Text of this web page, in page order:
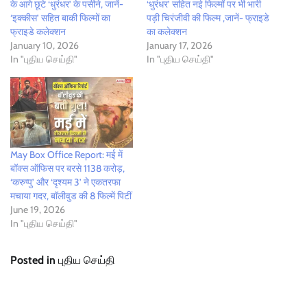
के आगे छूटे ‘धुरंधर’ के पसीने, जानें-
‘इक्कीस’ सहित बाकी फिल्मों का
फ्राइडे कलेक्शन
January 10, 2026
In "புதிய செய்தி"
‘धुरंधर’ सहित नई फिल्मों पर भी भारी
पड़ी चिरंजीवी की फिल्म ,जानें- फ्राइडे
का कलेक्शन
January 17, 2026
In "புதிய செய்தி"
May Box Office Report: मई में
बॉक्स ऑफिस पर बरसे 1138 करोड़,
‘करुप्पु’ और ‘दृश्यम 3’ ने एकतरफा
मचाया गदर, बॉलीवुड की 8 फिल्में पिटीं
June 19, 2026
In "புதிய செய்தி"
Posted in புதிய செய்தி